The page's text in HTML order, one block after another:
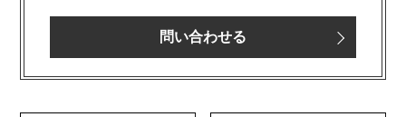
問い合わせる